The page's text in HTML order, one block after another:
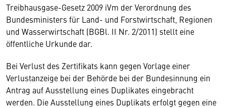
Treibhausgase-Gesetz 2009 iVm der Verordnung des
Bundesministers für Land- und Forstwirtschaft, Regionen
und Wasserwirtschaft (BGBl. II Nr. 2/2011) stellt eine
öffentliche Urkunde dar.
Bei Verlust des Zertifikats kann gegen Vorlage einer
Verlustanzeige bei der Behörde bei der Bundesinnung ein
Antrag auf Ausstellung eines Duplikates eingebracht
werden. Die Ausstellung eines Duplikats erfolgt gegen eine